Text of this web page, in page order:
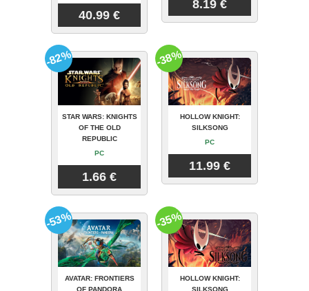
40.99 €
8.19 €
STAR WARS: KNIGHTS
OF THE OLD
REPUBLIC
PC
1.66 €
-82%
HOLLOW KNIGHT:
SILKSONG
PC
11.99 €
-38%
AVATAR: FRONTIERS
-53%
HOLLOW KNIGHT:
-35%